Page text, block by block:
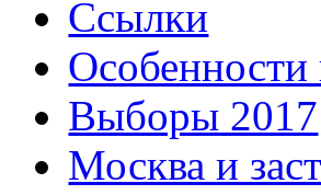
Ссылки
Выборы 2017
Москва и